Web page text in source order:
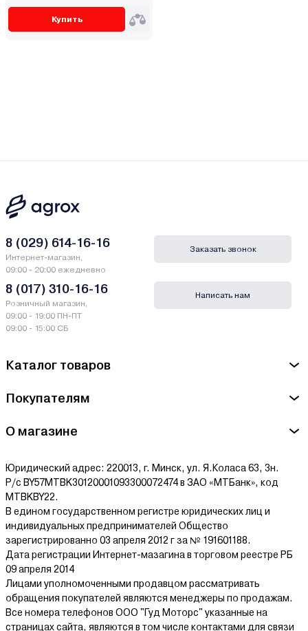
Купить
Каталог товаров
Покупателям
О магазине
Юридический адрес: 220013, г. Минск, ул. Я.Коласа 63, 3н.
Р/с BY57MTBK30120001093300072474 в ЗАО «МТБанк», код
MTBKBY22.
В едином государственном регистре юридических лиц и
индивидуальных предпринимателей Общество
зарегистрированно 03 апреля 2012 г за № 191601188.
Дата регистрации Интернет-мазагина в торговом реестре РБ
09 апреля 2014
Лицами уполномоченными продавцом рассматривать
обращения покупателей являются менеджеры по продажам.
Все номера телефонов ООО "Гуд Моторс" указанные на
страницах сайта, являются в том числе контактами для связи
8 (029) 614-16-16
Интернет-магазин,
09:00 - 20:00 ежедневно
8 (017) 310-16-16
Розничный магазин,
09:00 - 19:00 ПН-ПТ
09:00 - 15:00 СБ
Заказать звонок
Написать нам